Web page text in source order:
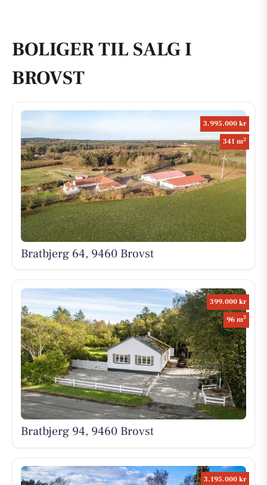
BOLIGER TIL SALG I
BROVST
3.995.000 kr
341 m2
Bratbjerg 64, 9460 Brovst
399.000 kr
96 m2
Bratbjerg 94, 9460 Brovst
3.195.000 kr